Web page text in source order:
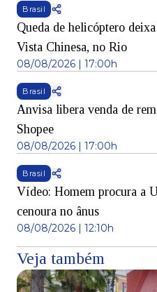
Brasil
Queda de helicóptero
Vista Chinesa, no Rio
08/08/2026 | 17:00h
Brasil
Anvisa libera venda de
Shopee
08/08/2026 | 17:00h
Brasil
Vídeo: Homem procura a
cenoura no ânus
08/08/2026 | 12:10h
Veja também